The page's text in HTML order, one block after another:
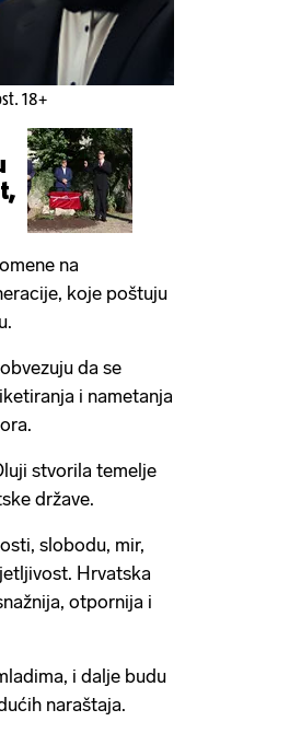
18+
na
koje poštuju
da se
i nametanja
stvorila temelje
države.
slobodu, mir,
Hrvatska
otpornija i
i dalje budu
naraštaja.